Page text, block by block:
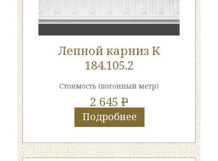
Лепной карниз К
184.105.2
Стоимость (погонный метр)
2 645 P
Подробнее